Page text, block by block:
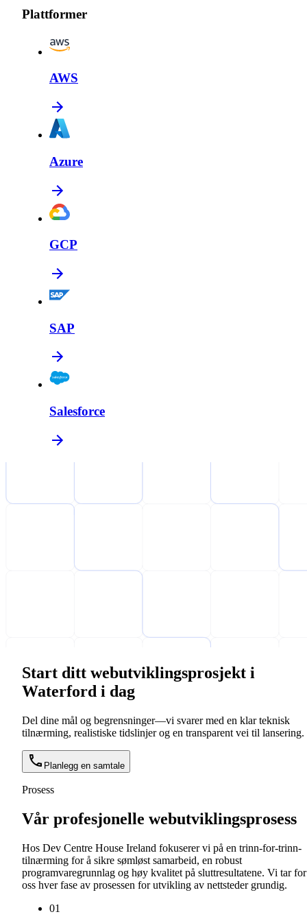
Plattformer
AWS
Azure
GCP
SAP
Salesforce
Start ditt webutviklingsprosjekt i
Waterford i dag
Del dine mål og begrensninger—vi svarer med en klar teknisk
tilnærming, realistiske tidslinjer og en transparent vei til lansering.
Planlegg en samtale
Prosess
Vår profesjonelle webutviklingsprosess
Hos Dev Centre House Ireland fokuserer vi på en trinn-for-trinn-
tilnærming for å sikre sømløst samarbeid, en robust
programvaregrunnlag og høy kvalitet på sluttresultatene. Vi tar for
oss hver fase av prosessen for utvikling av nettsteder grundig.
01